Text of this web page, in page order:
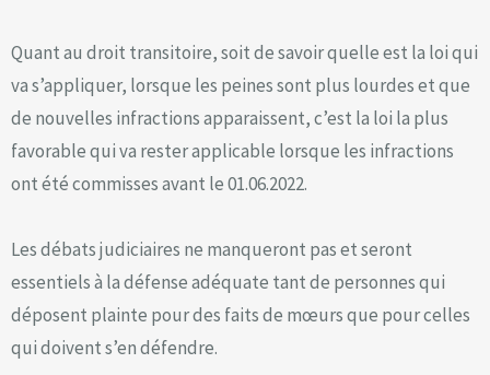
Quant au droit transitoire, soit de savoir quelle est la loi qui
va s’appliquer, lorsque les peines sont plus lourdes et que
de nouvelles infractions apparaissent, c’est la loi la plus
favorable qui va rester applicable lorsque les infractions
ont été commisses avant le 01.06.2022.
Les débats judiciaires ne manqueront pas et seront
essentiels à la défense adéquate tant de personnes qui
déposent plainte pour des faits de mœurs que pour celles
qui doivent s’en défendre.